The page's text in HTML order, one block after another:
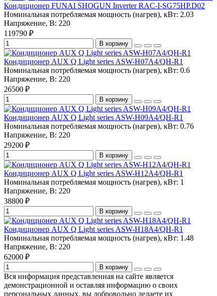
Кондиционер FUNAI SHOGUN Inverter RAC-I-SG75HP.D02
Номинальная потребляемая мощность (нагрев), кВт: 2.03
Напряжение, В: 220
119790 ₽
В корзину
Кондиционер AUX Q Light series ASW-H07A4/QH-R1
Номинальная потребляемая мощность (нагрев), кВт: 0.6
Напряжение, В: 220
26500 ₽
В корзину
Кондиционер AUX Q Light series ASW-H09A4/QH-R1
Номинальная потребляемая мощность (нагрев), кВт: 0.76
Напряжение, В: 220
29200 ₽
В корзину
Кондиционер AUX Q Light series ASW-H12A4/QH-R1
Номинальная потребляемая мощность (нагрев), кВт: 1
Напряжение, В: 220
38800 ₽
В корзину
Кондиционер AUX Q Light series ASW-H18A4/QH-R1
Номинальная потребляемая мощность (нагрев), кВт: 1.48
Напряжение, В: 220
62000 ₽
В корзину
Вся информация представленная на сайте является
демонстрационной и оставляя информацию о своих
персональных данных, вы добровольно делаете их